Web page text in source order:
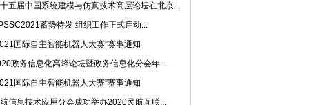
五届中国系统建模与仿真技术高层论坛在北京...
蓄势待发 组织工作正式启动...
国际自主智能机器人大赛”赛事通知
政务信息化高峰论坛暨政务信息化分会年...
国际自主智能机器人大赛”赛事通知
信息技术应用分会成功举办2020民航互联...